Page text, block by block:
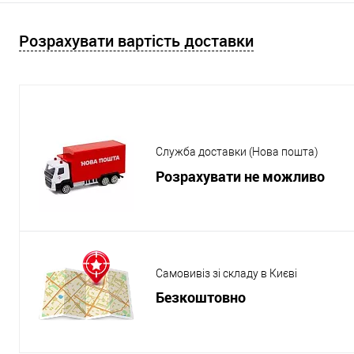
Розрахувати вартість доставки
Служба доставки (Нова пошта)
Розрахувати не можливо
Самовивіз зі складу в Києві
Безкоштовно